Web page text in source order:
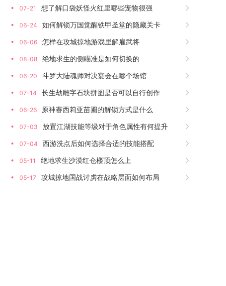
07-21 想了解口袋妖怪火红里哪些宠物很强
06-24 如何解锁万国觉醒铁甲圣堂的隐藏关卡
06-06 怎样在攻城掠地游戏里解雇武将
08-08 绝地求生的侧瞄准是如何切换的
06-20 斗罗大陆魂师对决宴会在哪个场馆
07-14 长生劫雕字石块拼图是否可以自行创作
06-26 原神赛西莉亚苗圃的解锁方式是什么
07-03 放置江湖技能等级对于角色属性有何提升
07-04 西游洗点后如何选择合适的技能搭配
05-11 绝地求生沙漠红仓楼顶怎么上
05-17 攻城掠地国战讨虏在战略层面如何布局